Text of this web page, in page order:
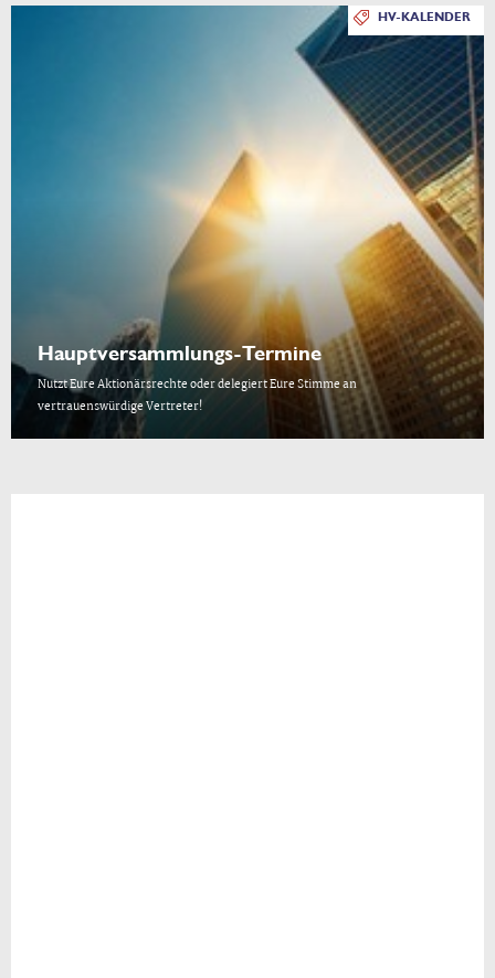
HV-KALENDER
Hauptversammlungs-Termine
Nutzt Eure Aktionärsrechte oder delegiert Eure Stimme an
vertrauenswürdige Vertreter!